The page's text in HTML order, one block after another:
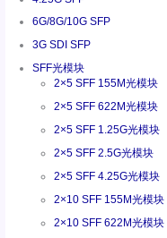
6G/8G/10G SFP
3G SDI SFP
SFF光模块
2×5 SFF 155M光模块
2×5 SFF 622M光模块
2×5 SFF 1.25G光模块
2×5 SFF 2.5G光模块
2×5 SFF 4.25G光模块
2×10 SFF 155M光模块
2×10 SFF 622M光模块